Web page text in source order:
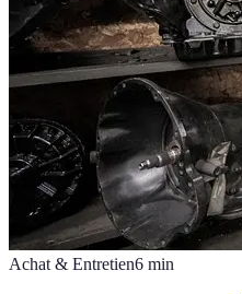
Achat & Entretien6 min